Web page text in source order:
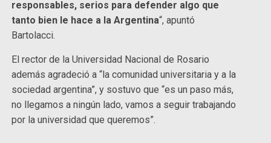
responsables, serios para defender algo que
tanto bien le hace a la Argentina“, apuntó
Bartolacci.
El rector de la Universidad Nacional de Rosario
además agradeció a “la comunidad universitaria y a la
sociedad argentina”, y sostuvo que “es un paso más,
no llegamos a ningún lado, vamos a seguir trabajando
por la universidad que queremos”.